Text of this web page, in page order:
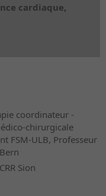
cardiaque,
coordinateur -
chirurgicale
FSM-ULB, Professeur
Sion